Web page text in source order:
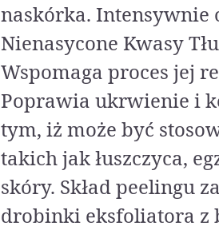
naskórka. Intensywnie
Nienasycone Kwasy
Wspomaga proces jej
Poprawia ukrwienie i
tym, iż może być
takich jak łuszczyca,
skóry. Skład peelingu
drobinki eksfoliatora z